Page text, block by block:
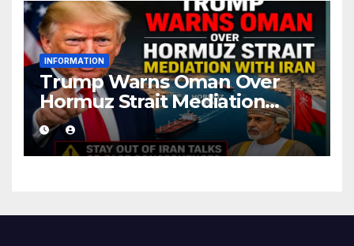
INFORMATION
Trump Warns Oman Over
Hormuz Strait Mediation
With Iran